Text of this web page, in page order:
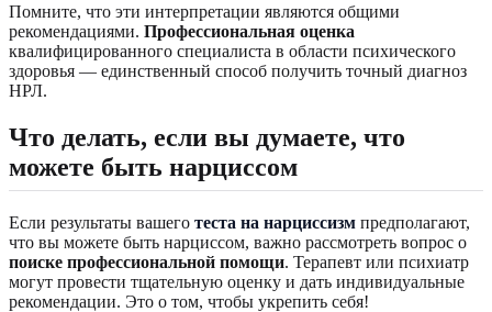
Помните, что эти интерпретации являются общими
рекомендациями. Профессиональная оценка
квалифицированного специалиста в области психического
здоровья — единственный способ получить точный диагноз
НРЛ.
Что делать, если вы думаете, что
можете быть нарциссом
Если результаты вашего теста на нарциссизм предполагают,
что вы можете быть нарциссом, важно рассмотреть вопрос о
поиске профессиональной помощи. Терапевт или психиатр
могут провести тщательную оценку и дать индивидуальные
рекомендации. Это о том, чтобы укрепить себя!